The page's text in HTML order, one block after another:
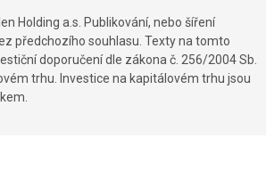
Holding a.s. Publikování, nebo šíření
předchozího souhlasu. Texty na tomto
doporučení dle zákona č. 256/2004 Sb.
trhu. Investice na kapitálovém trhu jsou